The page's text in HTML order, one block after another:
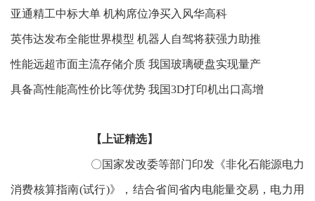
亚通精工中标大单 机构席位净买入风华高科
英伟达发布全能世界模型 机器人自驾将获强力助推
性能远超市面主流存储介质 我国玻璃硬盘实现量产
具备高性能高性价比等优势 我国3D打印机出口高增
【上证精选】
〇国家发改委等部门印发《非化石能源电力
消费核算指南(试行)》，结合省间省内电能量交易，电力用